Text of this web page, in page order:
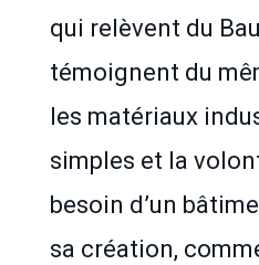
qui relèvent du
témoignent du
les matériaux
simples et la
besoin d’un
sa création,